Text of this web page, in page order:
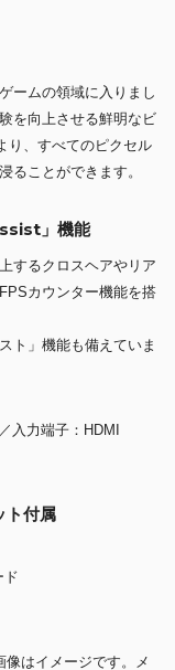
ームの領域に入りまし
を向上させる鮮明なビ
り、すべてのピクセル
ることができます。
」機能
するクロスヘアやリア
カウンター機能を搭
ト」機能も備えていま
入力端子：HDMI
ト付属
ド
はイメージです。メ